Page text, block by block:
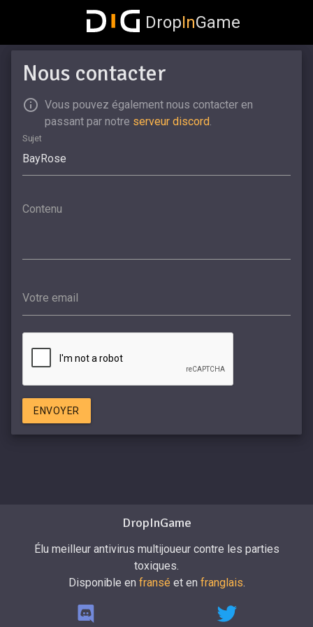
DropInGame
Nous contacter
Vous pouvez également nous contacter en
passant par notre serveur discord.
Sujet
Contenu
Votre email
ENVOYER
DropInGame
Élu meilleur antivirus multijoueur contre les parties
toxiques.
Disponible en fransé et en franglais.